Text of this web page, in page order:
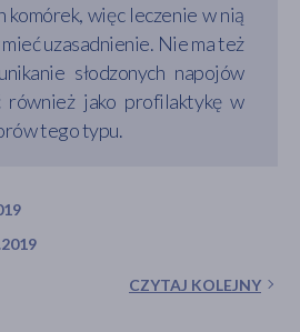
komórek, więc leczenie w nią
uzasadnienie. Nie ma też
słodzonych napojów
również jako profilaktykę w
tego typu.
CZYTAJ KOLEJNY